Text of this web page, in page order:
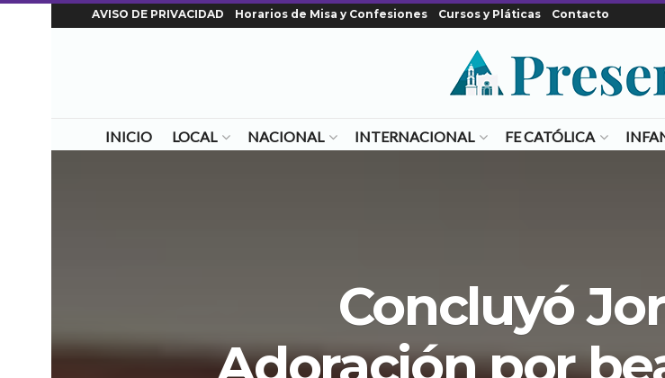
AVISO DE PRIVACIDAD Horarios de Misa y Confesiones Cursos y Pláticas Contacto
INICIO LOCAL NACIONAL INTERNACIONAL FE CATÓLICA
Concluyó